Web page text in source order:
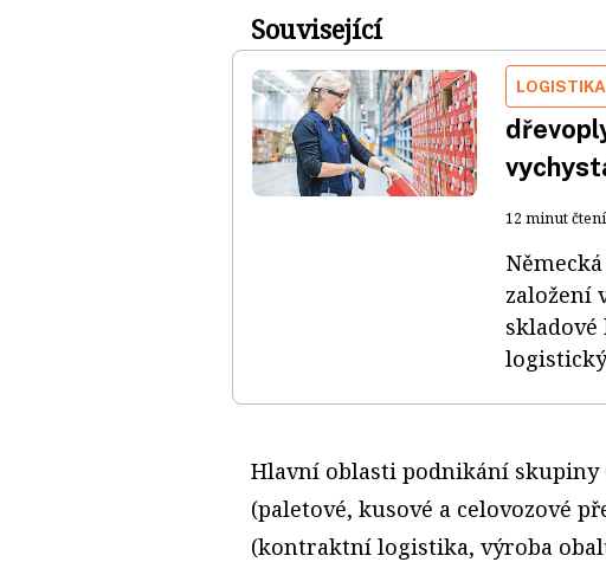
Související
LOGISTIKA
12 minut čtení
založení
skladové
Hlavní oblasti podnikání skupiny
(paletové, kusové a celovozové
(kontraktní logistika, výroba